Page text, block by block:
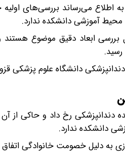
اطلاع می‌رساند بررسی‌های
محیط آموزشی دانشکده ندارد.
ابعاد دقیق موضوع هستند
دانشگاه علوم پزشکی
دندانپزشکی رخ داد و حاکی از
دانشکده ندارد.